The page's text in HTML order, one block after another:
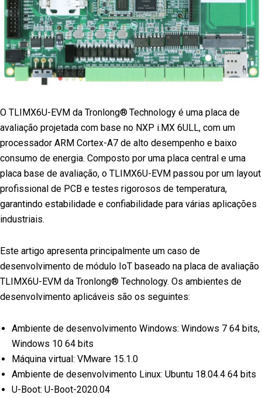
O TLIMX6U-EVM da Tronlong® Technology é uma placa de
avaliação projetada com base no NXP i.MX 6ULL, com um
processador ARM Cortex-A7 de alto desempenho e baixo
consumo de energia. Composto por uma placa central e uma
placa base de avaliação, o TLIMX6U-EVM passou por um layout
profissional de PCB e testes rigorosos de temperatura,
garantindo estabilidade e confiabilidade para várias aplicações
industriais.
Este artigo apresenta principalmente um caso de
desenvolvimento de módulo IoT baseado na placa de avaliação
TLIMX6U-EVM da Tronlong® Technology. Os ambientes de
desenvolvimento aplicáveis são os seguintes:
Ambiente de desenvolvimento Windows: Windows 7 64 bits,
Windows 10 64 bits
Máquina virtual: VMware 15.1.0
Ambiente de desenvolvimento Linux: Ubuntu 18.04.4 64 bits
U-Boot: U-Boot-2020.04